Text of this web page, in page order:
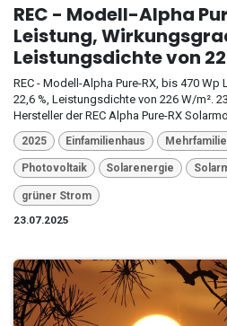
REC - Modell-Alpha
Leistung,
Leistungsdichte von
REC - Modell-Alpha Pure-RX, bis 470
22,6 %, Leistungsdichte von 226 W/m².
Hersteller der REC Alpha Pure-RX
2025 Einfamilienhaus
Photovoltaik Solarenergie
grüner Strom
23.07.2025